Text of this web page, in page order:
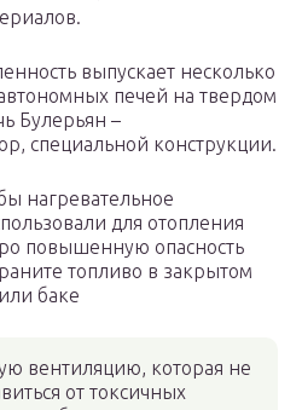
выпускает несколько
печей на твердом
Булерьян –
специальной конструкции.
нагревательное
для отопления
повышенную опасность
топливо в закрытом
баке
вентиляцию, которая не
от токсичных